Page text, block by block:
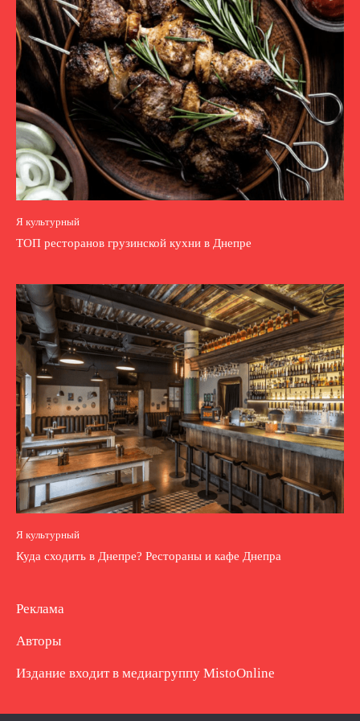
Я культурный
ТОП ресторанов грузинской кухни в Днепре
Я культурный
Куда сходить в Днепре? Рестораны и кафе Днепра
Реклама
Авторы
Издание входит в медиагруппу MistoOnline